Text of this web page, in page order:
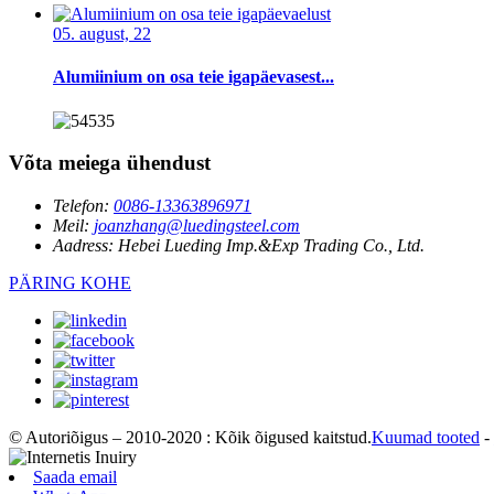
05. august, 22
Alumiinium on osa teie igapäevasest...
Võta meiega ühendust
Telefon: 0086-13363896971
Meil: joanzhang@luedingsteel.com
Aadress: Hebei Lueding Imp.&Exp Trading Co., Ltd.
PÄRING KOHE
© Autoriõigus – 2010-2020 : Kõik õigused kaitstud.Kuumad tooted -
Saada email